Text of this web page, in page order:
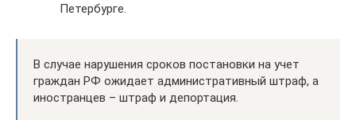
Петербурге.
В случае нарушения сроков постановки на учет
граждан РФ ожидает административный штраф, а
иностранцев – штраф и депортация.